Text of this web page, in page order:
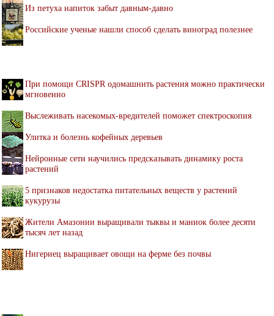
Из петуха напиток забыт давным-давно
Российские ученые нашли способ сделать виноград полезнее
При помощи CRISPR одомашнить растения можно практически
мгновенно
Выслеживать насекомых-вредителей поможет спектроскопия
Улитка и болезнь кофейных деревьев
Нейронные сети научились предсказывать динамику роста
растений
5 признаков недостатка питательных веществ у растений
кукурузы
Жители Амазонии выращивали тыквы и маниок более десяти
тысяч лет назад
Нигериец выращивает овощи на ферме без почвы